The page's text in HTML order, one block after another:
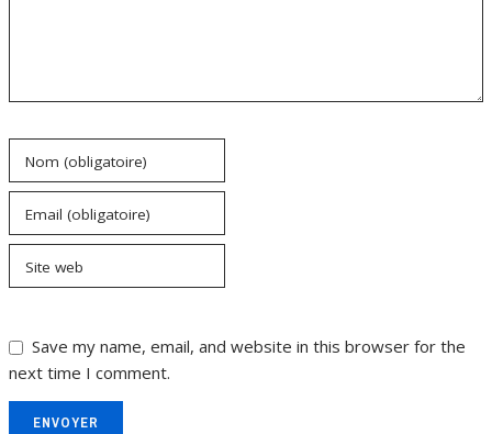
Nom (obligatoire)
Email (obligatoire)
Site web
Save my name, email, and website in this browser for the
next time I comment.
ENVOYER